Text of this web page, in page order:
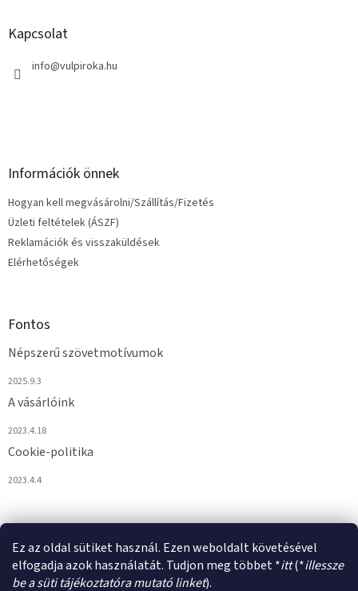
Ez az oldal sütiket használ. Ezen weboldalt követésével
elfogadja azok használatát. Tudjon meg többet *itt(*illessze
be a süti tájékoztatóra mutató linket).
Kapcsolat
info@vulpiroka.hu
Információk önnek
Hogyan kell megvásárolni/Szállítás/Fizetés
Üzleti feltételek (ÁSZF)
Reklamációk és visszaküldések
Elérhetőségek
Fontos
Népszerű szövetmotívumok
2025.9.3
A vásárlóink
2023.4.18
Cookie-politika
2023.4.4